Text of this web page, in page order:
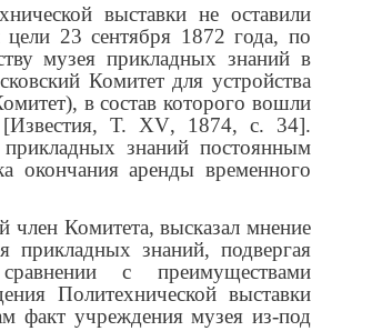
выставки не оставили
23 сентября 1872 года, по
музея прикладных знаний в
Комитет для устройства
в состав которого вошли
Т. XV, 1874, с. 34].
знаний постоянным
окончания аренды временного
Комитета, высказал мнение
прикладных знаний, подвергая
с преимуществами
Политехнической выставки
факт учреждения музея из-под